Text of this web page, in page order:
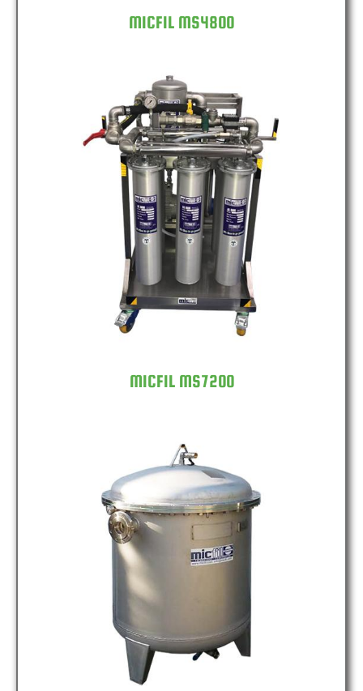
MICFIL MS4800
MICFIL MS7200
MICFIL MS7200
MICFIL FB400